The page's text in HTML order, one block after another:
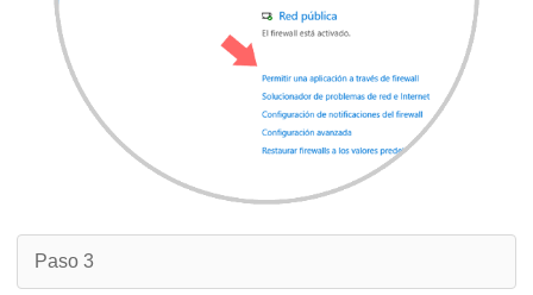
Paso 3